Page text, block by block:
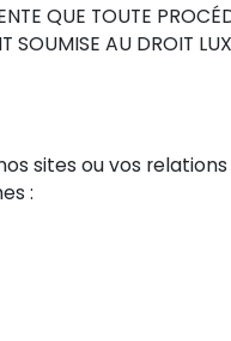
QUE TOUTE
SOUMISE AU DROIT
sites ou vos
: